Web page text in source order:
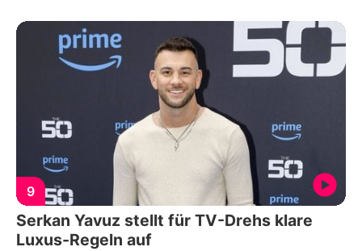
9
Serkan Yavuz stellt für TV-Drehs klare
Luxus-Regeln auf